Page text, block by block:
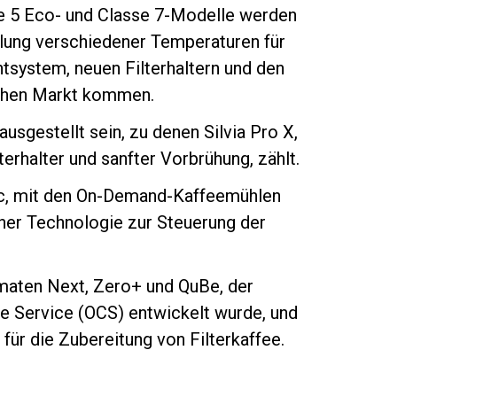
5 Eco- und Classe 7-Modelle werden
verschiedener Temperaturen für
neuen Filterhaltern und den
Markt kommen.
sein, zu denen Silvia Pro X,
und sanfter Vorbrühung, zählt.
den On-Demand-Kaffeemühlen
Technologie zur Steuerung der
Next, Zero+ und QuBe, der
Service (OCS) entwickelt wurde, und
die Zubereitung von Filterkaffee.